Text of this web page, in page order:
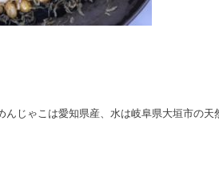
じゃこは愛知県産、水は岐阜県大垣市の天